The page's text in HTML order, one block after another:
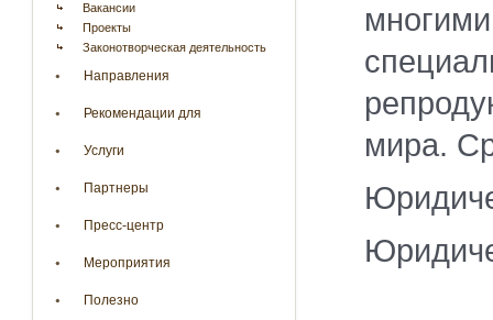
Вакансии
Проекты
Законотворческая деятельность
Направления
Рекомендации для
Услуги
Партнеры
Пресс-центр
Мероприятия
Полезно
мира.